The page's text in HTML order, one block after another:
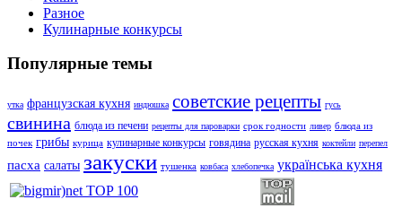
Разное
Кулинарные конкурсы
Популярные темы
утка французская кухня индюшка советские рецепты гусь
свинина блюда из печени рецепты для пароварки срок годности ливер блюда из
почек грибы курица кулинарные конкурсы говядина русская кухня коктейли перепел
пасха салаты закуски тушенка ковбаса хлебопечка українська кухня